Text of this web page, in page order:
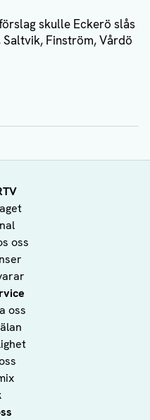
skulle Eckerö slås
Saltvik, Finström, Vårdö
oss
oss